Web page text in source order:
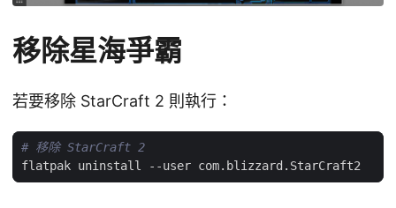
移除星海爭霸
若要移除 StarCraft 2 則執行：
# 移除 StarCraft 2